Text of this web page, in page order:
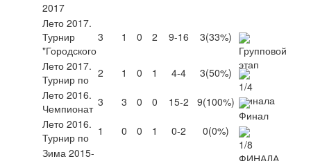
2017
Лето 2017.
Турнир
"Городского
3 1 0 2 9-16 3(33%)
Лето 2017.
Турнир по
2 1 0 1 4-4 3(50%)
Лето 2016.
Чемпионат 3 3 0 0 15-2 9(100%)
Лето 2016.
Турнир по
1 0 0 1 0-2 0(0%)
Зима 2015-